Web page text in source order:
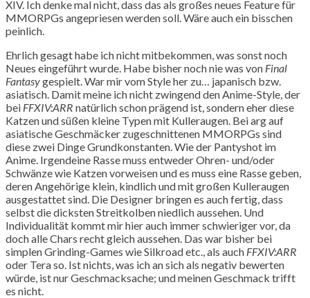
XIV. Ich denke mal nicht, dass das als großes neues Feature für
MMORPGs angepriesen werden soll. Wäre auch ein bisschen
peinlich.
Ehrlich gesagt habe ich nicht mitbekommen, was sonst noch
Neues eingeführt wurde. Habe bisher noch nie was von Final
Fantasygespielt. War mir vom Style her zu… japanisch bzw.
asiatisch. Damit meine ich nicht zwingend den Anime-Style, der
bei FFXIV:ARR natürlich schon prägend ist, sondern eher diese
Katzen und süßen kleine Typen mit Kulleraugen. Bei arg auf
asiatische Geschmäcker zugeschnittenen MMORPGs sind
diese zwei Dinge Grundkonstanten. Wie der Pantyshot im
Anime. Irgendeine Rasse muss entweder Ohren- und/oder
Schwänze wie Katzen vorweisen und es muss eine Rasse geben,
deren Angehörige klein, kindlich und mit großen Kulleraugen
ausgestattet sind. Die Designer bringen es auch fertig, dass
selbst die dicksten Streitkolben niedlich aussehen. Und
Individualität kommt mir hier auch immer schwieriger vor, da
doch alle Chars recht gleich aussehen. Das war bisher bei
simplen Grinding-Games wie Silkroad etc., als auch FFXIV:ARR
oder Tera so. Ist nichts, was ich an sich als negativ bewerten
würde, ist nur Geschmacksache; und meinen Geschmack trifft
es nicht.